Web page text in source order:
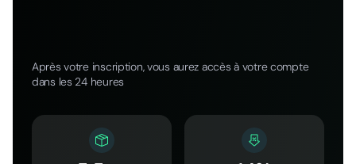
Après votre inscription, vous aurez accès à votre compte
dans les 24 heures